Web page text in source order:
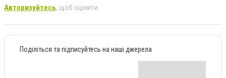
Авторизуйтесь, щоб оцінити
Поділіться та підписуйтесь на наші джерела